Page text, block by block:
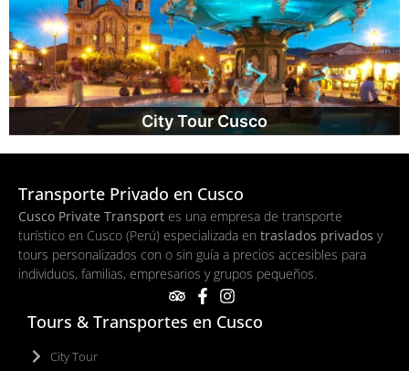
City Tour Cusco
Transporte Privado en Cusco
Cusco Private Transport es una empresa de transporte
turístico en Cusco (Perú) especializada en traslados privados y
tours personalizados con o sin guía a precios accesibles para
individuos, familias, empresarios y grupos pequeños.
Tours & Transportes en Cusco
City Tour